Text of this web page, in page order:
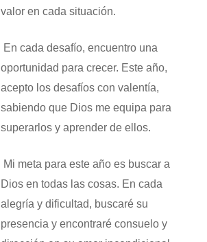
valor en cada situación.
​ En cada desafío, encuentro una
oportunidad para crecer. Este año,
acepto los desafíos con valentía,
sabiendo que Dios me equipa para
superarlos y aprender de ellos.
​ Mi meta para este año es buscar a
Dios en todas las cosas. En cada
alegría y dificultad, buscaré su
presencia y encontraré consuelo y